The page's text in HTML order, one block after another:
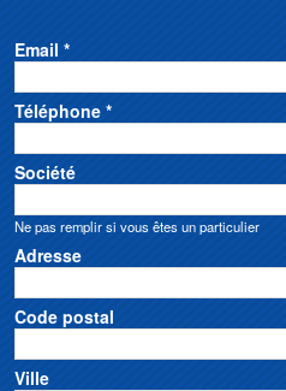
Email *
Téléphone *
Société
Ne pas remplir si vous êtes un particulier
Adresse
Code postal
Ville